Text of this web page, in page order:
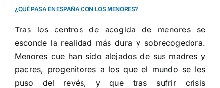
¿QUÉ PASA EN ESPAÑA CON LOS MENORES?
Tras los centros de acogida de menores se
esconde la realidad más dura y sobrecogedora.
Menores que han sido alejados de sus madres y
padres, progenitores a los que el mundo se les
puso del revés, y que tras sufrir crisis